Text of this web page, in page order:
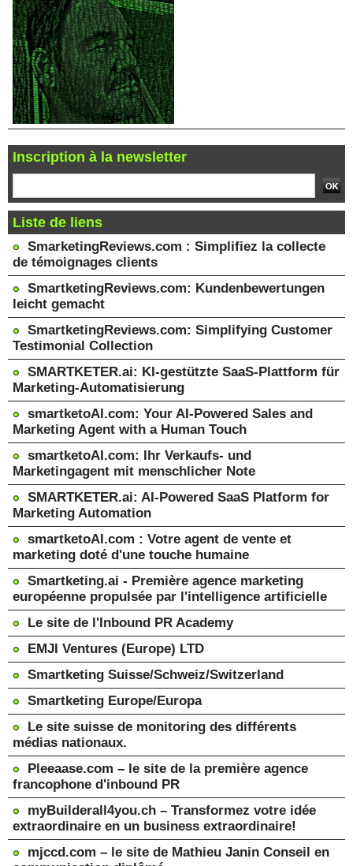
Inscription à la newsletter
Liste de liens
SmarketingReviews.com : Simplifiez la collecte
de témoignages clients
SmartketingReviews.com: Kundenbewertungen
leicht gemacht
SmartketingReviews.com: Simplifying Customer
Testimonial Collection
SMARTKETER.ai: KI-gestützte SaaS-Plattform für
Marketing-Automatisierung
smartketoAI.com: Your AI-Powered Sales and
Marketing Agent with a Human Touch
smartketoAI.com: Ihr Verkaufs- und
Marketingagent mit menschlicher Note
SMARTKETER.ai: AI-Powered SaaS Platform for
Marketing Automation
smartketoAI.com : Votre agent de vente et
marketing doté d'une touche humaine
Smartketing.ai - Première agence marketing
européenne propulsée par l'intelligence artificielle
Le site de l'Inbound PR Academy
EMJI Ventures (Europe) LTD
Smartketing Suisse/Schweiz/Switzerland
Smartketing Europe/Europa
Le site suisse de monitoring des différents
médias nationaux.
Pleeaase.com – le site de la première agence
francophone d'inbound PR
myBuilderall4you.ch – Transformez votre idée
extraordinaire en un business extraordinaire!
mjccd.com – le site de Mathieu Janin Conseil en